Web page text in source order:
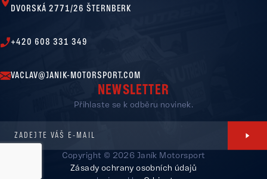
DVORSKÁ 2771/26 ŠTERNBERK
+420 608 331 349
VACLAV@JANIK-MOTORSPORT.COM
NEWSLETTER
Přihlaste se k odběru novinek.
ZADEJTE VÁŠ E-MAIL
Copyright © 2026 Janík Motorsport
Zásady ochrany osobních údajů